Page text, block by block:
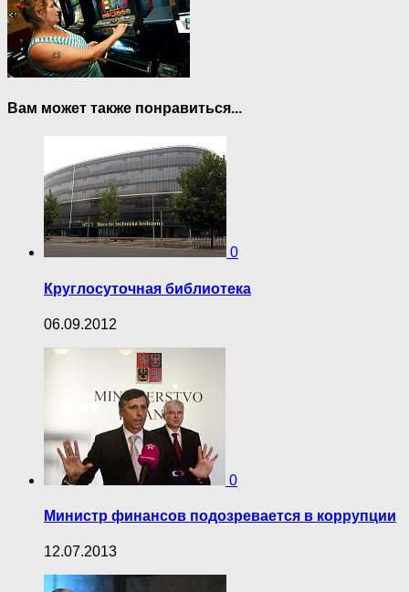
Вам может также понравиться...
0
Круглосуточная библиотека
06.09.2012
0
Министр финансов подозревается в коррупции
12.07.2013